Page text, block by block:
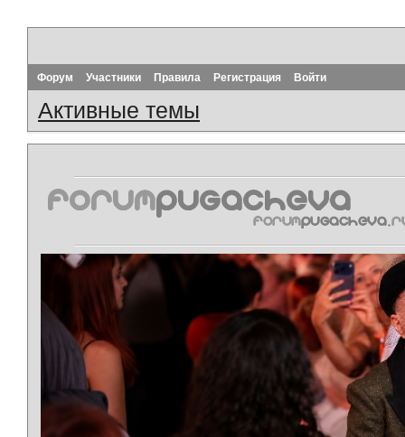
Форум Участники Правила Регистрация Войти
Активные темы